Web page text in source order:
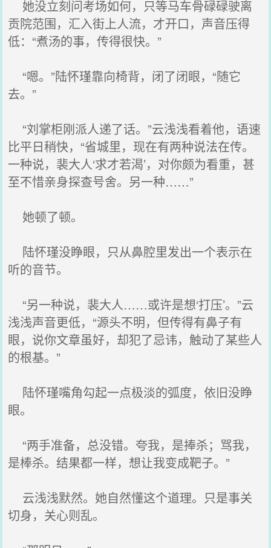
她没立刻问考场如何，只等马车骨碌碌驶离
贡院范围，汇入街上人流，才开口，声音压得
低：“煮汤的事，传得很快。”
“嗯。”陆怀瑾靠向椅背，闭了闭眼，“随它
去。”
“刘掌柜刚派人递了话。”云浅浅看着他，语速
比平日稍快，“省城里，现在有两种说法在传。
一种说，裴大人‘求才若渴’，对你颇为看重，甚
至不惜亲身探查号舍。另一种……”
她顿了顿。
陆怀瑾没睁眼，只从鼻腔里发出一个表示在
听的音节。
“另一种说，裴大人……或许是想‘打压’。”云
浅浅声音更低，“源头不明，但传得有鼻子有
眼，说你文章虽好，却犯了忌讳，触动了某些人
的根基。”
陆怀瑾嘴角勾起一点极淡的弧度，依旧没睁
眼。
“两手准备，总没错。夸我，是捧杀；骂我，
是棒杀。结果都一样，想让我变成靶子。”
云浅浅默然。她自然懂这个道理。只是事关
切身，关心则乱。